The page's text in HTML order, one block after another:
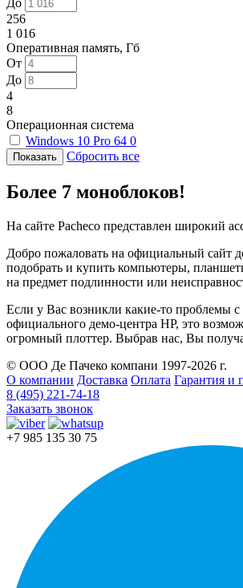
256
1 016
Оперативная память, Гб
От
До
4
8
Операционная система
Windows 10 Pro 64 0
Сбросить все
Более 7 моноблоков!
На сайте Pacheco представлен широкий
Добро пожаловать на официальный сайт
подобрать и купить компьютеры,
на предмет подлинности или
Если у Вас возникли какие-то проблемы
официального демо-центра HP, это
огромный плоттер. Выбрав нас, Вы
© ООО Де Пачеко компани 1997-2026 г.
О компании Доставка Оплата Гарантия и
8 (495) 221-74-18
Заказать звонок
+7 985 135 30 75